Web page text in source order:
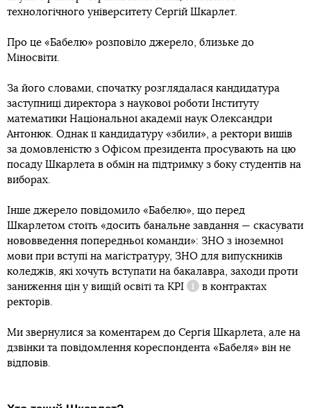
технологічного університету Сергій Шкарлет.
Про це «Бабелю» розповіло джерело, близьке до
Міносвіти.
За його словами, спочатку розглядалася кандидатура
заступниці директора з наукової роботи Інституту
математики Національної академії наук Олександри
Антонюк. Однак її кандидатуру «збили», а ректори вишів
за домовленістю з Офісом президента просувають на цю
посаду Шкарлета в обмін на підтримку з боку студентів на
виборах.
Інше джерело повідомило «Бабелю», що перед
Шкарлетом стоїть «досить банальне завдання — скасувати
нововведення попередньої команди»: ЗНО з іноземної
мови при вступі на магістратуру, ЗНО для випускників
коледжів, які хочуть вступати на бакалавра, заходи проти
заниження цін у вищій освіті та KPI
Довідка
в контрактах
ректорів.
Ми звернулися за коментарем до Сергія Шкарлета, але на
дзвінки та повідомлення кореспондента «Бабеля» він не
відповів.